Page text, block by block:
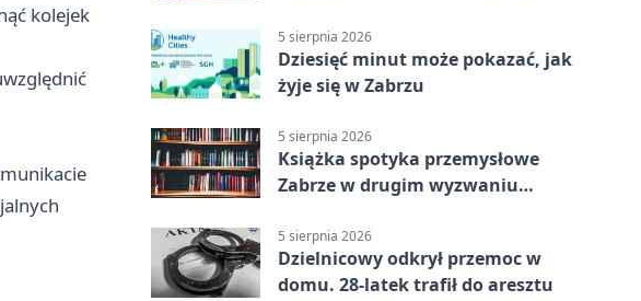
kolejek
5 sierpnia 2026
Dziesięć minut może pokazać, jak
żyje się w Zabrzu
5 sierpnia 2026
Książka spotyka przemysłowe
Zabrze w drugim wyzwaniu
5 sierpnia 2026
Dzielnicowy odkrył przemoc w
domu. 28-latek trafił do aresztu